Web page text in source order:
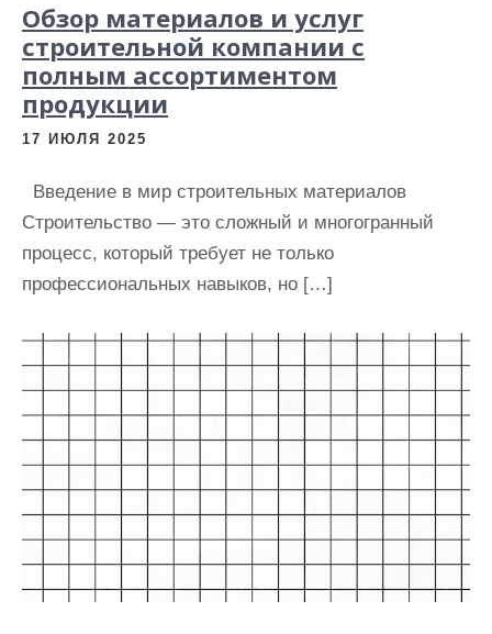
Обзор материалов и услуг
строительной компании с
полным ассортиментом
продукции
17 ИЮЛЯ 2025
Введение в мир строительных материалов
Строительство — это сложный и многогранный
процесс, который требует не только
профессиональных навыков, но […]